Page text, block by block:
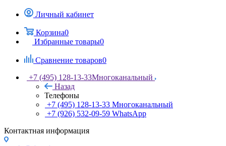
Личный кабинет
Корзина0
Избранные товары0
Сравнение товаров0
+7 (495) 128-13-33Многоканальный
Назад
Телефоны
+7 (495) 128-13-33 Многоканальный
+7 (926) 532-09-59 WhatsApp
Контактная информация